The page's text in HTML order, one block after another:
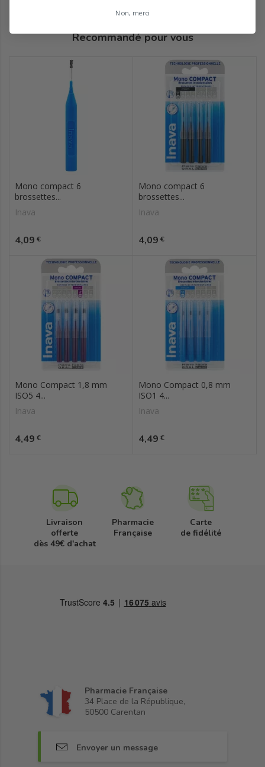
Recommandé pour vous
Mono compact 6
brossettes...
Inava
Prix
4,09 €
Mono compact 6
brossettes...
Inava
Prix
4,09 €
Mono Compact 1,8 mm
ISO5 4...
Inava
Prix
4,49 €
Mono Compact 0,8 mm
ISO1 4...
Inava
Prix
4,49 €
Livraison
offerte
dès 49€ d'achat
Pharmacie
Française
Carte
de fidélité
Pharmacie Française
34 Place de la République,
50500 Carentan
Envoyer un message
Non, merci